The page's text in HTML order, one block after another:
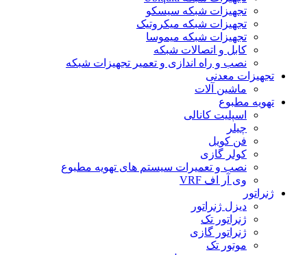
تجهیزات شبکه سیسکو
تجهیزات شبکه میکروتیک
تجهیزات شبکه میموسا
کابل و اتصالات شبکه
نصب و راه اندازی و تعمیر تجهیزات شبکه
تجهیزات معدنی
ماشین آلات
تهویه مطبوع
اسپلیت کانالی
چیلر
فن کویل
کولر گازی
نصب و تعمیرات سیستم های تهویه مطبوع
وی آر اف VRF
ژنراتور
دیزل ژنراتور
ژنراتور تک
ژنراتور گازی
موتور تک